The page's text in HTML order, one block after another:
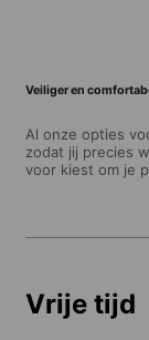
Veiliger en
Al onze opties
zodat jij precies
voor kiest om je
Vrije tijd